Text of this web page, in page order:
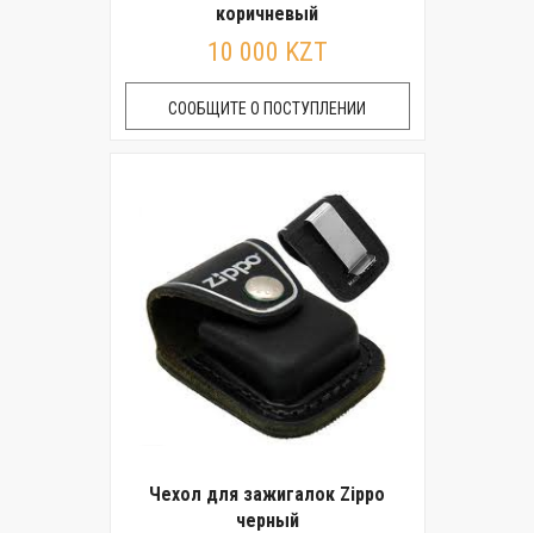
коричневый
10 000 KZT
СООБЩИТЕ О ПОСТУПЛЕНИИ
Чехол для зажигалок Zippo
черный